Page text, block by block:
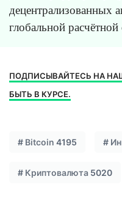
децентрализованных
глобальной расчётной
ПОДПИСЫВАЙТЕСЬ НА
БЫТЬ В КУРСЕ.
# Bitcoin 4195 #
# Криптовалюта 5020